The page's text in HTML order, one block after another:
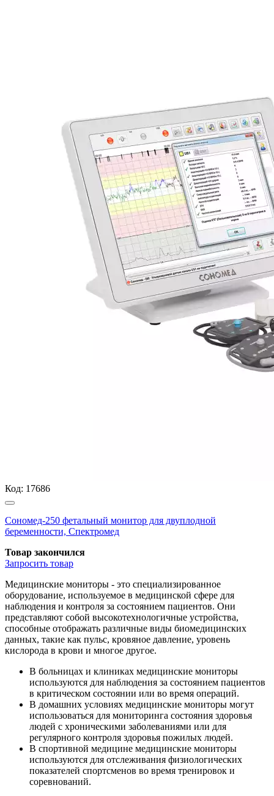
Код: 17686
Сономед-250 фетальный монитор для двуплодной
беременности, Спектромед
Товар закончился
Запросить товар
Медицинские мониторы - это специализированное
оборудование, используемое в медицинской сфере для
наблюдения и контроля за состоянием пациентов. Они
представляют собой высокотехнологичные устройства,
способные отображать различные виды биомедицинских
данных, такие как пульс, кровяное давление, уровень
кислорода в крови и многое другое.
В больницах и клиниках медицинские мониторы
используются для наблюдения за состоянием пациентов
в критическом состоянии или во время операций.
В домашних условиях медицинские мониторы могут
использоваться для мониторинга состояния здоровья
людей с хроническими заболеваниями или для
регулярного контроля здоровья пожилых людей.
В спортивной медицине медицинские мониторы
используются для отслеживания физиологических
показателей спортсменов во время тренировок и
соревнований.